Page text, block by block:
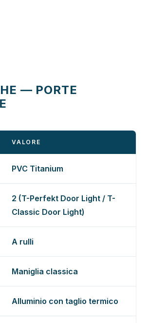
— PORTE
VALORE
PVC Titanium
2 (T-Perfekt Door Light / T-
Classic Door Light)
A rulli
Maniglia classica
Alluminio con taglio termico